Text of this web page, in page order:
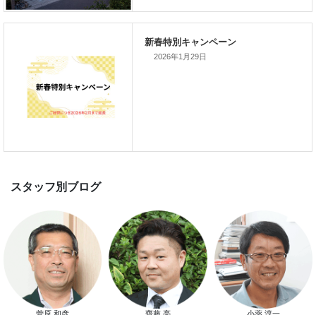
新着のイベント情報
家づくり完成見学会を完全予約制
スマートハウス 完成見学会開催
2026年1月29日